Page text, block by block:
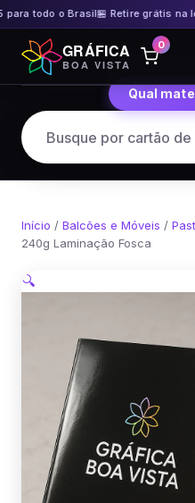
todo o Brasil🏪 Retire grátis na
Pular
para
o
GRÁFICA
BOA VISTA
0
Qual
Início / Balcões e Móveis /
240g Laminação Fosca
🔍